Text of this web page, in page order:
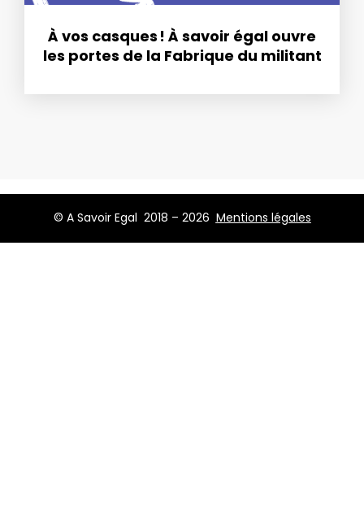
À vos casques ! À savoir égal ouvre
les portes de la Fabrique du militant
© A Savoir Egal 2018 – 2026 Mentions légales